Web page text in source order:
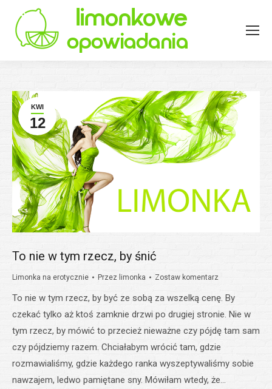
KWI
12
To nie w tym rzecz, by śnić
Limonka na erotycznie Przez limonka Zostaw komentarz
To nie w tym rzecz, by być ze sobą za wszelką cenę. By
czekać tylko aż ktoś zamknie drzwi po drugiej stronie. Nie w
tym rzecz, by mówić to przecież nieważne czy pójdę tam sam
czy pójdziemy razem. Chciałabym wrócić tam, gdzie
rozmawialiśmy, gdzie każdego ranka wyszeptywaliśmy sobie
nawzajem, ledwo pamiętane sny. Mówiłam wtedy, że…